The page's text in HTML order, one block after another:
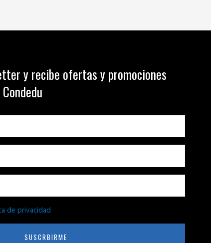
y recibe ofertas y promociones
de privacidad
SUSCRBIRME